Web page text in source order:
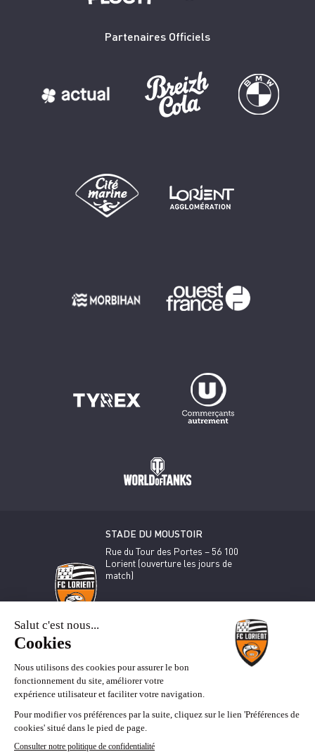
Partenaires Officiels
STADE DU MOUSTOIR
Rue du Tour des Portes – 56 100
Lorient (ouverture les jours de
match)
35 rue du Port – 56 100 Lorient (du
mardi au samedi de 10h-12h et 14h-
Billetterie
Boutique